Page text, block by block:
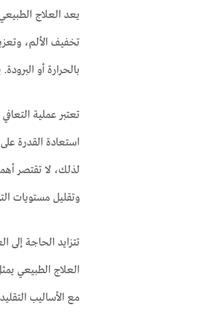
يعد العلاج
تخفيف الألم،
بالحرارة أو
تعتبر عملية
استعادة القدرة
لذلك، لا تقتصر
وتقليل مستويات
تتزايد الحاجة إلى
العلاج الطبيعي
مع الأساليب